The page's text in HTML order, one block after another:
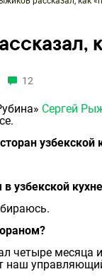
12
Сергей
узбекской
узбекской
четыре
наш